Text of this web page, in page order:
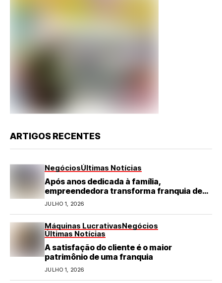
ARTIGOS RECENTES
NegóciosÚltimas Notícias
Após anos dedicada à família,
empreendedora transforma franquia de
turismo em negócio de destaque no RN
JULHO 1, 2026
Máquinas LucrativasNegócios
Últimas Notícias
A satisfação do cliente é o maior
patrimônio de uma franquia
JULHO 1, 2026